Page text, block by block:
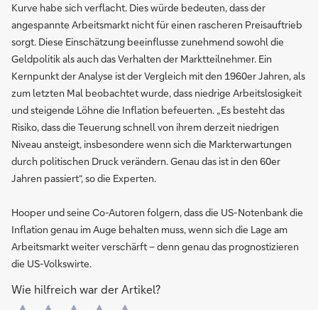
Kurve habe sich verflacht. Dies würde bedeuten, dass der
angespannte Arbeitsmarkt nicht für einen rascheren Preisauftrieb
sorgt. Diese Einschätzung beeinflusse zunehmend sowohl die
Geldpolitik als auch das Verhalten der Marktteilnehmer. Ein
Kernpunkt der Analyse ist der Vergleich mit den 1960er Jahren, als
zum letzten Mal beobachtet wurde, dass niedrige Arbeitslosigkeit
und steigende Löhne die Inflation befeuerten. „Es besteht das
Risiko, dass die Teuerung schnell von ihrem derzeit niedrigen
Niveau ansteigt, insbesondere wenn sich die Markterwartungen
durch politischen Druck verändern. Genau das ist in den 60er
Jahren passiert“, so die Experten.
Hooper und seine Co-Autoren folgern, dass die US-Notenbank die
Inflation genau im Auge behalten muss, wenn sich die Lage am
Arbeitsmarkt weiter verschärft – denn genau das prognostizieren
die US-Volkswirte.
Wie hilfreich war der Artikel?